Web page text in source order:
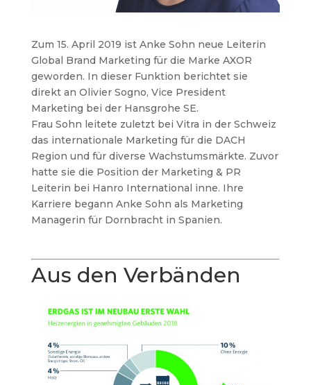
Zum 15. April 2019 ist Anke Sohn neue Leiterin
Global Brand Marketing für die Marke AXOR
geworden. In dieser Funktion berichtet sie
direkt an Olivier Sogno, Vice President
Marketing bei der Hansgrohe SE.
Frau Sohn leitete zuletzt bei Vitra in der Schweiz
das internationale Marketing für die DACH
Region und für diverse Wachstumsmärkte. Zuvor
hatte sie die Position der Marketing & PR
Leiterin bei Hanro International inne. Ihre
Karriere begann Anke Sohn als Marketing
Managerin für Dornbracht in Spanien.
Aus den Verbänden